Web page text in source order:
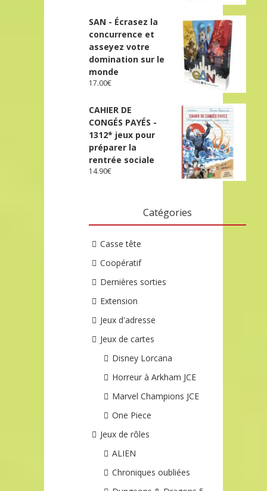
SAN - Écrasez la
concurrence et
asseyez votre
domination sur le
monde
17.00€
CAHIER DE
CONGÉS PAYÉS -
1312* jeux pour
préparer la
rentrée sociale
14.90€
Catégories
Casse tête
Coopératif
Dernières sorties
Extension
Jeux d'adresse
Jeux de cartes
Disney Lorcana
Horreur à Arkham JCE
Marvel Champions JCE
One Piece
Jeux de rôles
ALIEN
Chroniques oubliées